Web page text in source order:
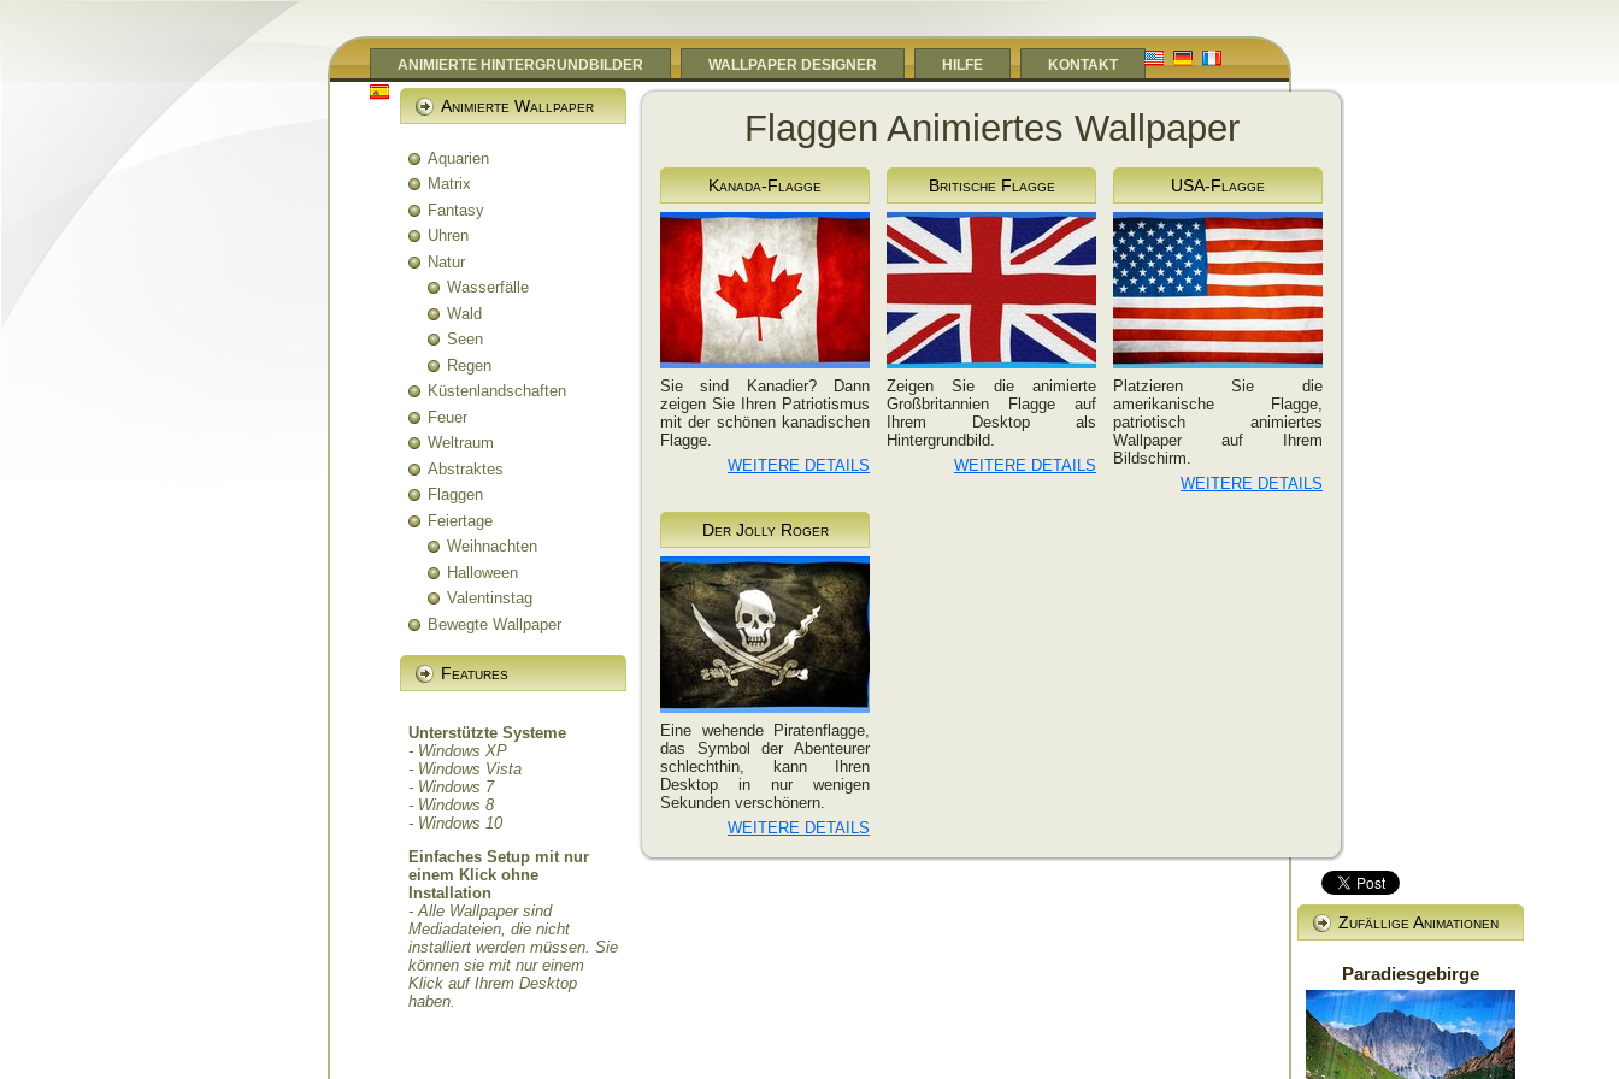
ANIMIERTE HINTERGRUNDBILDER WALLPAPER DESIGNER HILFE KONTAKT
Animierte Wallpaper
Aquarien
Matrix
Fantasy
Uhren
Natur
Wasserfälle
Wald
Seen
Regen
Küstenlandschaften
Feuer
Weltraum
Abstraktes
Flaggen
Feiertage
Weihnachten
Halloween
Valentinstag
Bewegte Wallpaper
Features
Unterstützte Systeme
- Windows XP
- Windows Vista
- Windows 7
- Windows 8
- Windows 10
Einfaches Setup mit nur
einem Klick ohne
Installation
- Alle Wallpaper sind
Mediadateien, die nicht
installiert werden müssen. Sie
können sie mit nur einem
Klick auf Ihrem Desktop
haben.
Flaggen Animiertes Wallpaper
Kanada-Flagge
Sie sind Kanadier? Dann
zeigen Sie Ihren Patriotismus
mit der schönen kanadischen
Flagge.
WEITERE DETAILS
Britische Flagge
Zeigen Sie die animierte
Großbritannien Flagge auf
Ihrem Desktop als
Hintergrundbild.
WEITERE DETAILS
USA-Flagge
Platzieren Sie die
amerikanische Flagge,
patriotisch animiertes
Wallpaper auf Ihrem
Bildschirm.
WEITERE DETAILS
Der Jolly Roger
Eine wehende Piratenflagge,
das Symbol der Abenteurer
schlechthin, kann Ihren
Desktop in nur wenigen
Sekunden verschönern.
WEITERE DETAILS
Zufällige Animationen
Paradiesgebirge